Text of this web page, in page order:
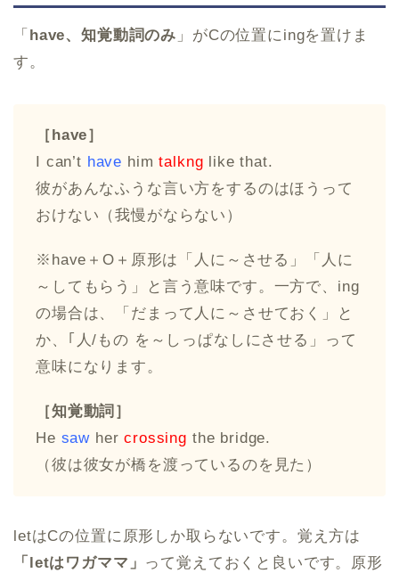
「 have、知覚動詞のみ 」がCの位置にingを置けま
す。
［have］
I can’t have himtalkng like that.
彼があんなふうな言い方をするのはほうって
おけない（我慢がならない）
※have＋O＋原形は「人に～させる」「人に
～してもらう」と言う意味です。一方で、ing
の場合は、「だまって人に～させておく」と
か、｢人/もの を～しっぱなしにさせる」って
意味になります。
［知覚動詞］
He saw hercrossing the bridge.
（彼は彼女が橋を渡っているのを見た）
letはCの位置に原形しか取らないです。覚え方は
「letはワガママ」 って覚えておくと良いです。原形